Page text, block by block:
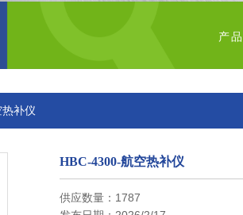
产
补仪
HBC-4300-航空热补仪
供应数量：1787